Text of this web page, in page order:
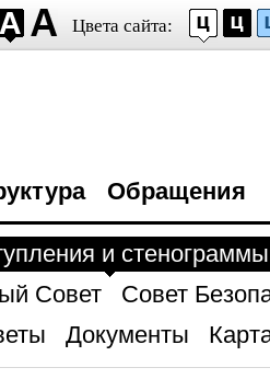
Цвета сайта:
Обращения
и стенограммы
Совет
Совет
Документы